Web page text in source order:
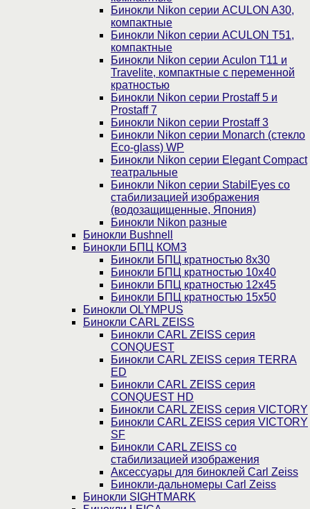
Бинокли Nikon серии ACULON A30,
компактные
Бинокли Nikon серии ACULON Т51,
компактные
Бинокли Nikon серии Aculon T11 и
Travelite, компактные с переменной
кратностью
Бинокли Nikon серии Prostaff 5 и
Prostaff 7
Бинокли Nikon серии Prostaff 3
Бинокли Nikon серии Monarch (стекло
Eco-glass) WP
Бинокли Nikon серии Elegant Compact
театральные
Бинокли Nikon серии StabilEyes со
стабилизацией изображения
(водозащищенные, Япония)
Бинокли Nikon разные
Бинокли Bushnell
Бинокли БПЦ КОМЗ
Бинокли БПЦ кратностью 8х30
Бинокли БПЦ кратностью 10х40
Бинокли БПЦ кратностью 12х45
Бинокли БПЦ кратностью 15х50
Бинокли OLYMPUS
Бинокли CARL ZEISS
Бинокли CARL ZEISS серия
CONQUEST
Бинокли CARL ZEISS серия TERRA
ED
Бинокли CARL ZEISS серия
CONQUEST HD
Бинокли CARL ZEISS серия VICTORY
Бинокли CARL ZEISS серия VICTORY
SF
Бинокли CARL ZEISS со
стабилизацией изображения
Аксессуары для биноклей Carl Zeiss
Бинокли-дальномеры Carl Zeiss
Бинокли SIGHTMARK